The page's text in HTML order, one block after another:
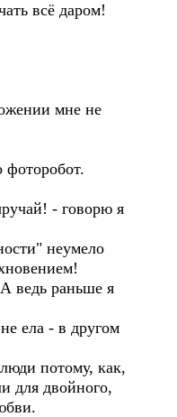
всё даром!
мне не
фоторобот.
- говорю я
неумело
ведь раньше я
ела - в другом
потому, как,
для двойного,